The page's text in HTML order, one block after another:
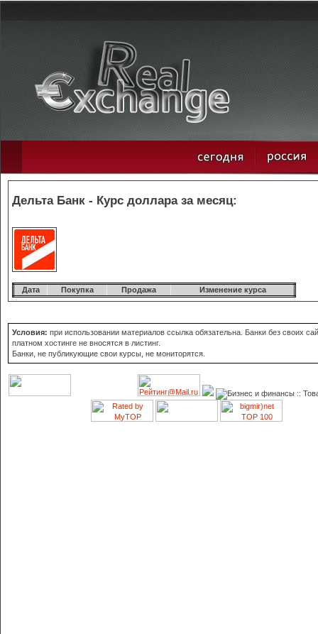
Дельта Банк - Курс доллара за месяц:
Дата Покупка Продажа Изменение курса
Условия: при использовании материалов ссылка обязательна. Банки без своих
платном хостинге не вносятся в листинг.
Банки, не публикующие свои курсы, не мониторятся.